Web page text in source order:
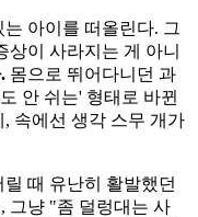
아이를 떠올린다. 그
상이 사라지는 게 아니
몸으로 뛰어다니던 과
안 쉬는' 형태로 바뀐
속에선 생각 스무 개가
때 유난히 활발했던
그냥 "좀 덜렁대는 사